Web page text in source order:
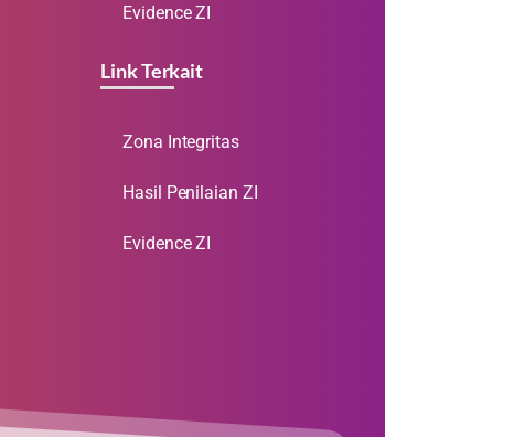
Evidence ZI
Link Terkait
Zona Integritas
Hasil Penilaian ZI
Evidence ZI